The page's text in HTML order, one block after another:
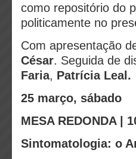
como repositório do
politicamente no
Com apresentação
César. Seguida de
Faria, Patrícia Leal.
25 março, sábado
MESA REDONDA |
Sintomatologia: o